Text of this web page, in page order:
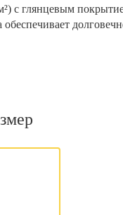
с глянцевым